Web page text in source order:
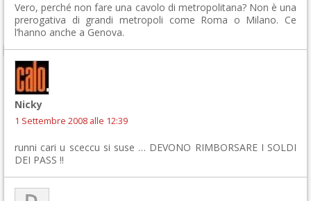
Vero, perché non fare una cavolo di metropolitana? Non è una
prerogativa di grandi metropoli come Roma o Milano. Ce
l’hanno anche a Genova.
Nicky
1 Settembre 2008 alle 12:39
runni cari u sceccu si suse … DEVONO RIMBORSARE I SOLDI
DEI PASS !!